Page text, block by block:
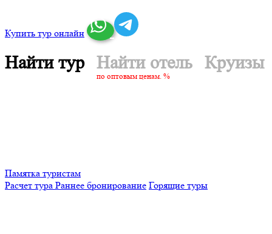
Купить тур онлайн
Найти тур Найти отель
по оптовым ценам. %
Круизы
Памятка туристам
Расчет тура Раннее бронирование Горящие туры